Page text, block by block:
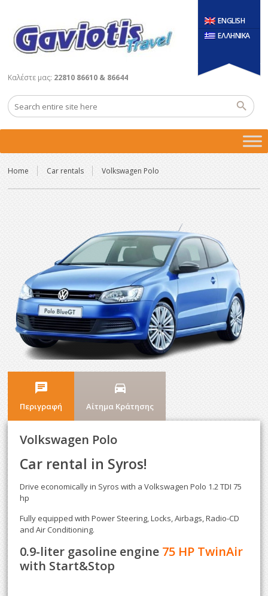
ENGLISH
ΕΛΛΗΝΙΚΑ
Καλέστε μας: 22810 86610 & 86644
Home Car rentals Volkswagen Polo
chat
Περιγραφή
directions_car
Αίτημα Κράτησης
Volkswagen Polo
Car rental in Syros!
Drive economically in Syros with a Volkswagen Polo 1.2 TDI 75
hp
Fully equipped with Power Steering, Locks, Airbags, Radio-CD
and Air Conditioning.
0.9-liter gasoline engine 75 HP TwinAir
with Start&Stop